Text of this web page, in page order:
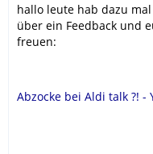
hallo leute hab dazu
über ein Feedback und
freuen:
Abzocke bei Aldi talk ?! -